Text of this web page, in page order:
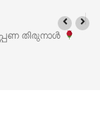
‘പെറ്റൽസ്’